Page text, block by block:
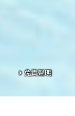
免責聲明
免責聲明
免責聲明
免責聲明
免責聲明